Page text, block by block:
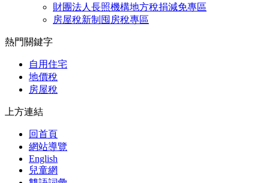
財團法人長照機構地方稅捐減免專區
房屋稅新制囤房稅專區
熱門關鍵字
自用住宅
地價稅
房屋稅
上方連結
回首頁
網站導覽
English
兒童網